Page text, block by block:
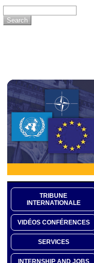
TRIBUNE
INTERNATIONALE
VIDÉOS CONFÉRENCES
SERVICES
INTERNSHIP AND JOBS